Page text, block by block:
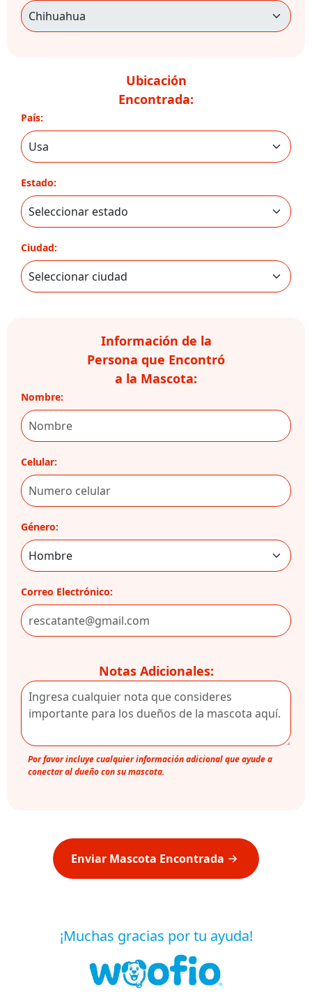
Ubicación
Encontrada:
País:
Estado:
Ciudad:
Información de la
Persona que Encontró
a la Mascota:
Nombre:
Celular:
Género:
Correo Electrónico:
Notas Adicionales:
Por favor incluye cualquier información adicional que ayude a
conectar al dueño con su mascota.
Enviar Mascota Encontrada
¡Muchas gracias por tu ayuda!